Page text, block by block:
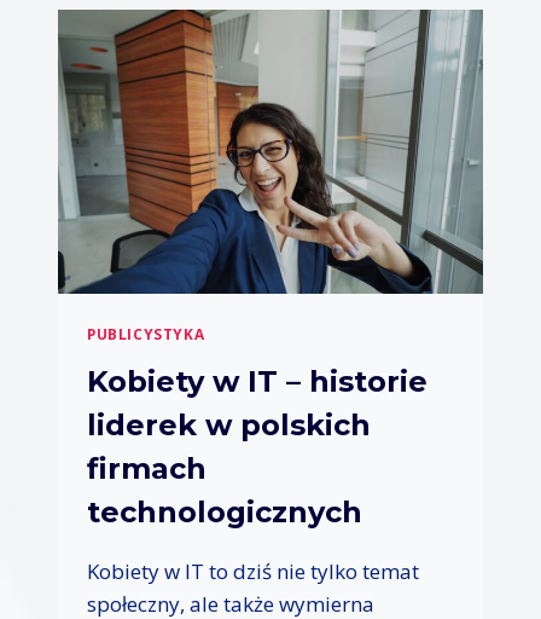
T
U
P
Y
N
A
R
Y
N
K
U
E
G
I
I
R
O
PUBLICYSTYKA
Kobiety w IT – historie
liderek w polskich
firmach
technologicznych
Kobiety w IT to dziś nie tylko temat
społeczny, ale także wymierna